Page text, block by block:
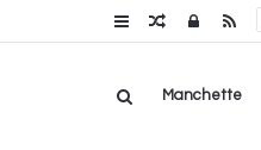
عمودمقالتسجيلRSS
Manchette بحث